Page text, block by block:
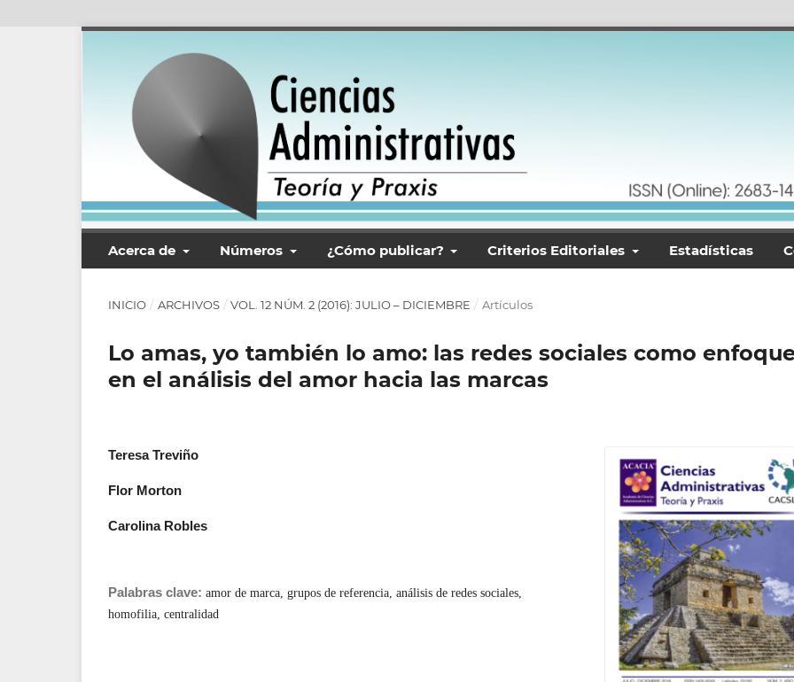
Acerca de Números ¿Cómo publicar? Criterios Editoriales Estadísticas
INICIO / ARCHIVOS / VOL. 12 NÚM. 2 (2016): JULIO – DICIEMBRE / Artículos
Lo amas, yo también lo amo: las redes sociales como
en el análisis del amor hacia las marcas
Teresa Treviño
Flor Morton
Carolina Robles
Palabras clave: amor de marca, grupos de referencia, análisis de redes sociales,
homofilia, centralidad